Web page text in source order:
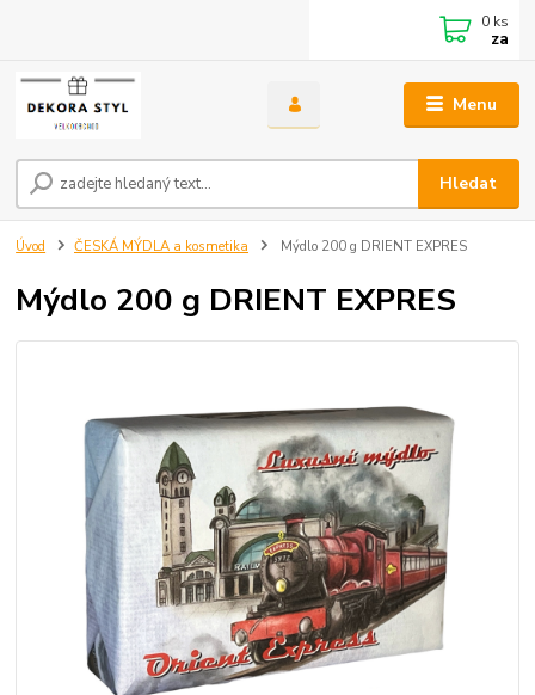
Menu
Hledat
0 ks
za
Úvod ČESKÁ MÝDLA a kosmetika Mýdlo 200 g DRIENT EXPRES
Mýdlo 200 g DRIENT EXPRES